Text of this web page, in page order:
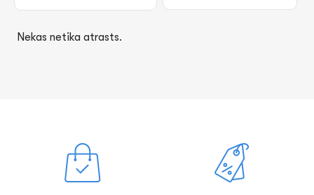
Nekas netika atrasts.